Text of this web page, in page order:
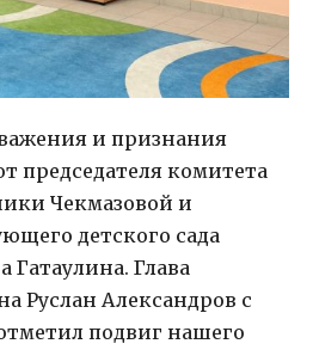
и признания
председателя комитета
Чекмазовой и
детского сада
Гатаулина. Глава
Руслан Александров с
подвиг нашего